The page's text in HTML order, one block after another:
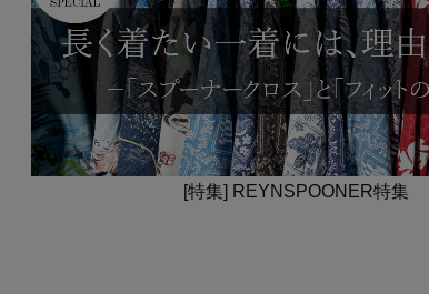
[特集] REYNSPOONER特集